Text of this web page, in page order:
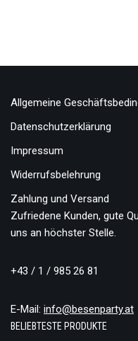
Allgemeine
Datenschutzerklärung
Impressum
Widerrufsbelehrung
Zahlung und Versand
Zufriedene Kunden, gute
uns an höchster Stelle.
+43 / 1 / 985 26 81
E-Mail: info@besenparty.at
BELIEBTESTE PRODUKTE